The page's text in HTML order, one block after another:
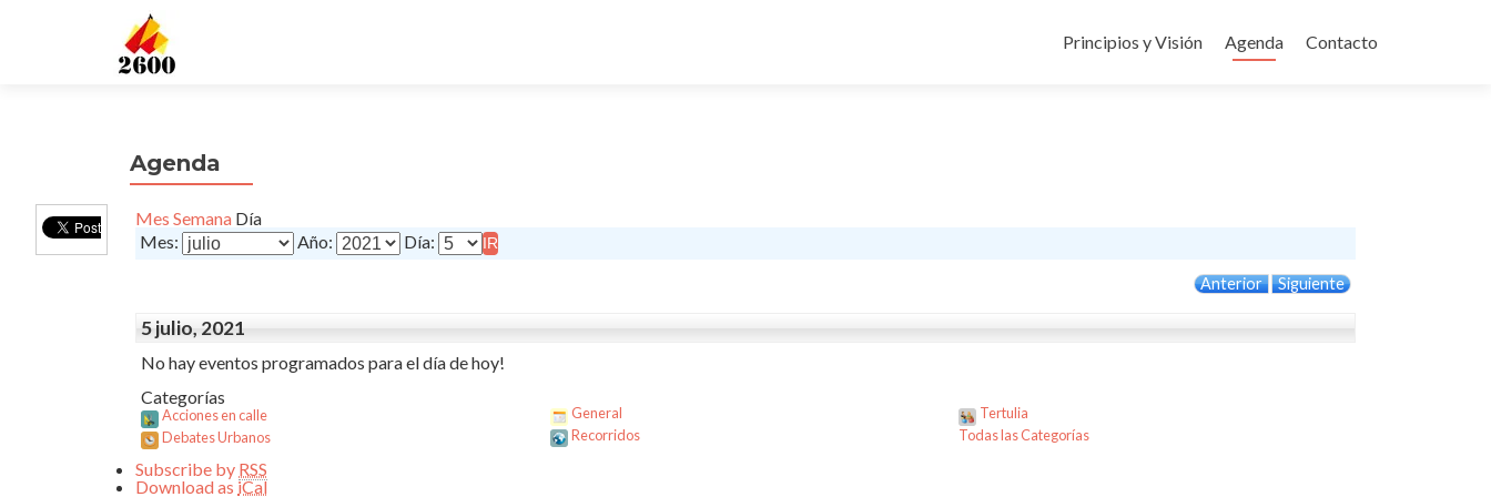
al
Principios y Visión Agenda Contacto
Agenda
Mes Semana Día
Mes:
Año: Día:
Anterior Siguiente
5 julio, 2021
No hay eventos programados para el día de hoy!
Categorías
Acciones en calle
Debates Urbanos
General
Recorridos
Tertulia
Todas las Categorías
Subscribe by RSS
Download as iCal